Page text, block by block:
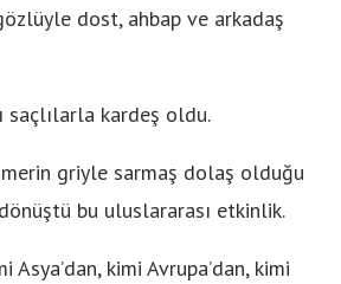
dost, ahbap ve arkadaş
saçlılarla kardeş oldu.
griyle sarmaş dolaş olduğu
bu uluslararası etkinlik.
Asya’dan, kimi Avrupa’dan, kimi